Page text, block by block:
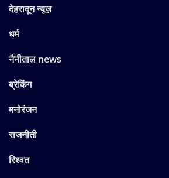
देहरादून न्यूज़
धर्म
नैनीताल news
ब्रेकिंग
मनोरंजन
राजनीती
रिश्वत